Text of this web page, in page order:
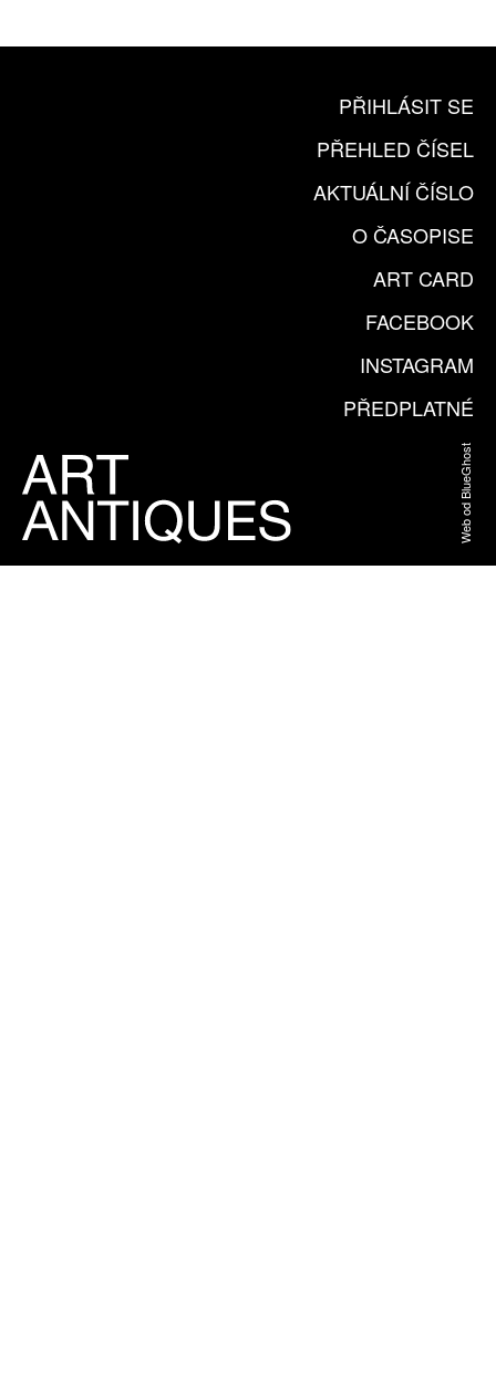
PŘIHLÁSIT SE
PŘEHLED ČÍSEL
AKTUÁLNÍ ČÍSLO
O ČASOPISE
ART CARD
FACEBOOK
INSTAGRAM
PŘEDPLATNÉ
Web od BlueGhost